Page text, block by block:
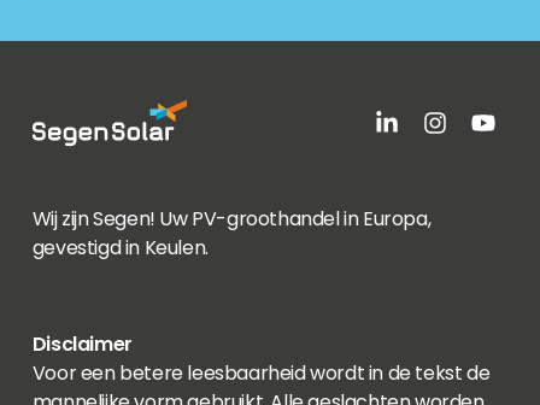
Wij zijn Segen! Uw PV-groothandel in Europa,
gevestigd in Keulen.
Disclaimer
Voor een betere leesbaarheid wordt in de tekst de